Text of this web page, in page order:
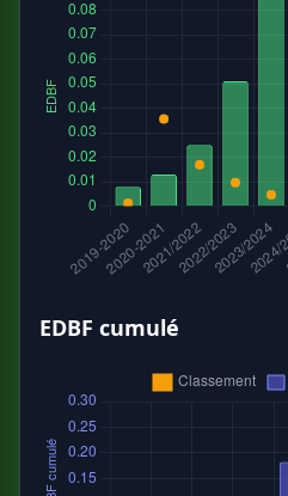
EDBF cumulé